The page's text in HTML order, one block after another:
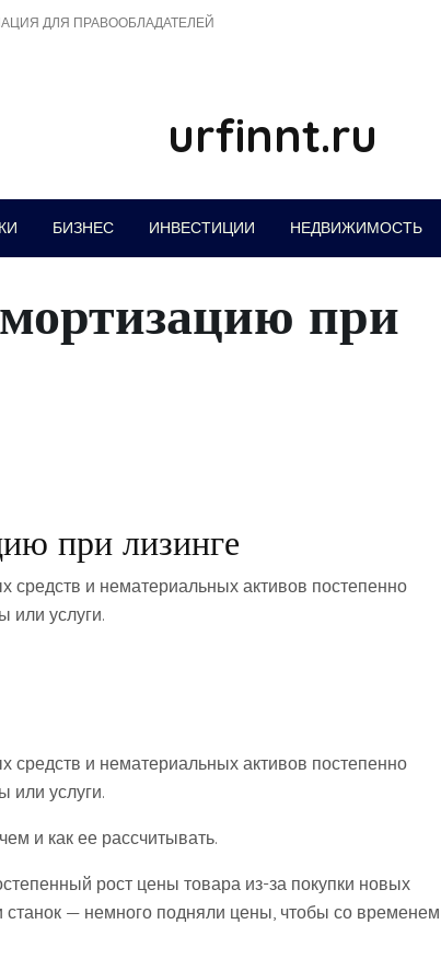
ДЛЯ ПРАВООБЛАДАТЕЛЕЙ
urfinnt.ru
БИЗНЕС ИНВЕСТИЦИИ НЕДВИЖИМОСТЬ
при
при лизинге
средств и нематериальных активов постепенно
или услуги.
средств и нематериальных активов постепенно
или услуги.
и как ее рассчитывать.
рост цены товара из-за покупки новых
станок — немного подняли цены, чтобы со временем